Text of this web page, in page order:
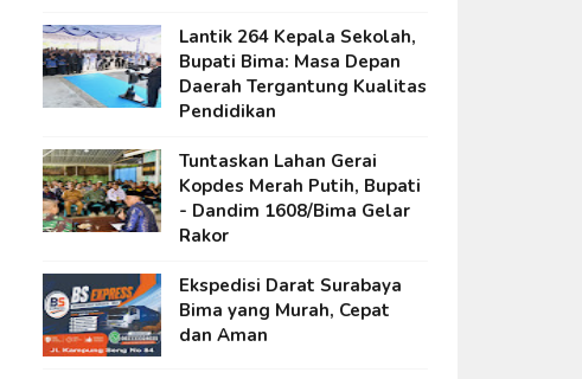
Lantik 264 Kepala Sekolah,
Bupati Bima: Masa Depan
Daerah Tergantung Kualitas
Pendidikan
Tuntaskan Lahan Gerai
Kopdes Merah Putih, Bupati
- Dandim 1608/Bima Gelar
Rakor
Ekspedisi Darat Surabaya
Bima yang Murah, Cepat
dan Aman